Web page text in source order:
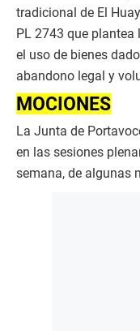
tradicional de El
PL 2743 que plantea
el uso de bienes
abandono legal y
MOCIONES
La Junta de
en las sesiones
semana, de algunas